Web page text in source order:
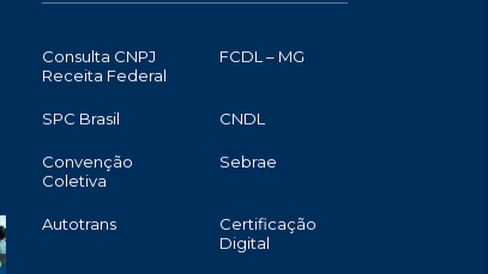
Consulta CNPJ
Receita Federal
FCDL – MG
SPC Brasil CNDL
Convenção
Coletiva
Sebrae
Autotrans
Certificação
Digital